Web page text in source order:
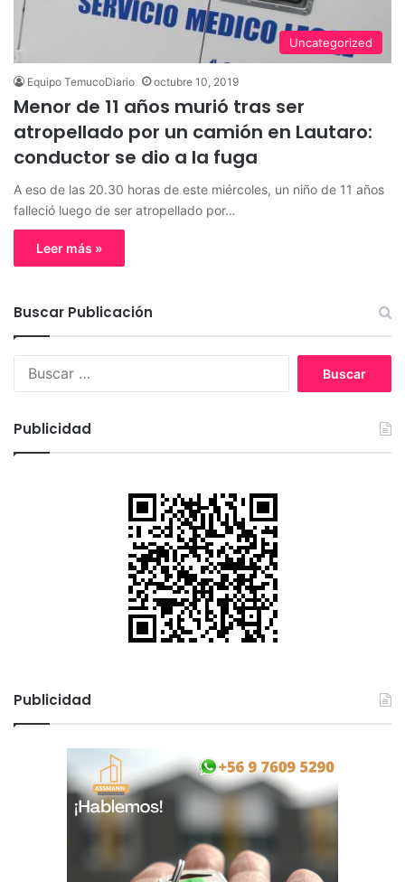
Uncategorized
Equipo TemucoDiario octubre 10, 2019
Menor de 11 años murió tras ser
atropellado por un camión en Lautaro:
conductor se dio a la fuga
A eso de las 20.30 horas de este miércoles, un niño de 11 años
falleció luego de ser atropellado por…
Leer más »
Buscar Publicación
Publicidad
Publicidad